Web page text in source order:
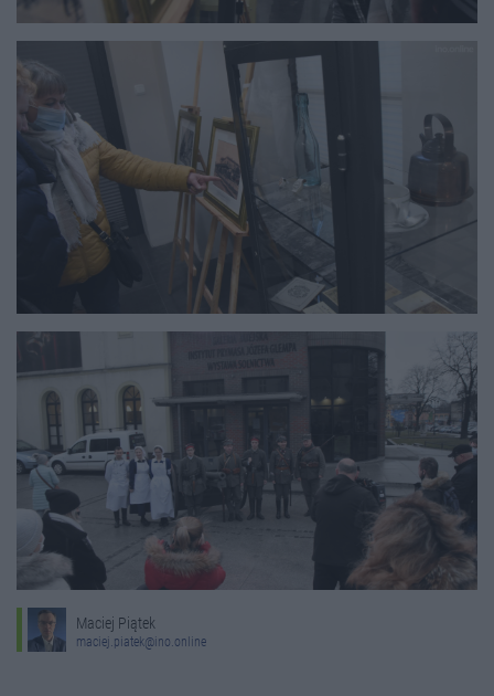
Maciej Piątek
maciej.piatek@ino.online